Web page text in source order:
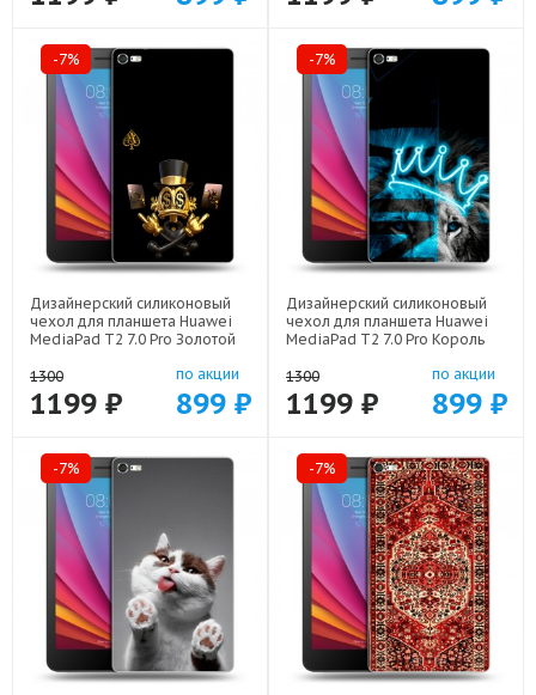
-7%
Дизайнерский силиконовый
чехол для планшета Huawei
MediaPad T2 7.0 Pro Золотой
21941
1300
1199 ₽
по акции
899 ₽
-7%
Дизайнерский силиконовый
чехол для планшета Huawei
MediaPad T2 7.0 Pro Король
1300
1199 ₽
по акции
899 ₽
-7% -7%